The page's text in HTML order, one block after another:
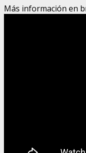
Más información en